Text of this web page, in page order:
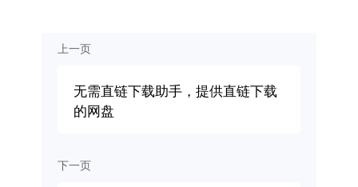
上一页
无需直链下载助手，提供直链下载
的网盘
下一页